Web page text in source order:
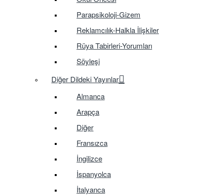
Parapsikoloji-Gizem
Reklamcılık-Halkla İlişkiler
Rüya Tabirleri-Yorumları
Söyleşi
Diğer Dildeki Yayınlar
Almanca
Arapça
Diğer
Fransızca
İngilizce
İspanyolca
İtalyanca